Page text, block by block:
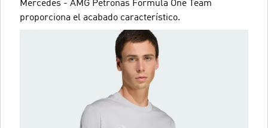
Mercedes - AMG Petronas Formula One Team
proporciona el acabado característico.